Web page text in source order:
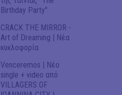
Birthday Party"
CRACK THE MIRROR -
Art of Dreaming | Νέα
κυκλοφορία
Venceremos | Νέο
single + video από
VILLAGERS OF